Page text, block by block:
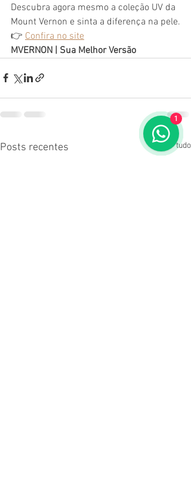
Descubra agora mesmo a coleção UV da
Mount Vernon e sinta a diferença na pele.
👉 Confira no site
MVERNON | Sua Melhor Versão
Posts recentes Ver tudo
1